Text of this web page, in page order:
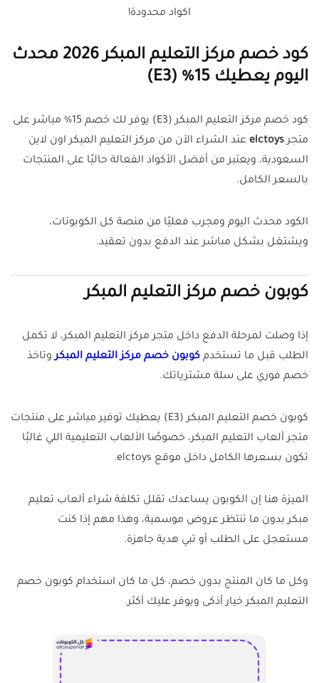
اكواد محدودة!
كود خصم مركز التعليم المبكر 2026 محدث
اليوم يعطيك 15% (E3)
كود خصم مركز التعليم المبكر (E3) يوفر لك خصم 15% مباشر على
متجرelctoys عند الشراء الآن من مركز التعليم المبكر اون لاين
السعودية، ويعتبر من أفضل الأكواد الفعالة حاليًا على المنتجات
بالسعر الكامل.
الكود محدث اليوم ومجرب فعليًا من منصة كل الكوبونات،
ويشتغل بشكل مباشر عند الدفع بدون تعقيد.
كوبون خصم مركز التعليم المبكر
إذا وصلت لمرحلة الدفع داخل متجر مركز التعليم المبكر، لا تكمل
الطلب قبل ما تستخدم كوبون خصم مركز التعليم المبكروتاخذ
خصم فوري على سلة مشترياتك.
كوبون خصم التعليم المبكر (E3) يعطيك توفير مباشر على منتجات
متجر ألعاب التعليم المبكر، خصوصًا الألعاب التعليمية اللي غالبًا
تكون بسعرها الكامل داخل موقع elctoys.
الميزة هنا إن الكوبون يساعدك تقلل تكلفة شراء ألعاب تعليم
مبكر بدون ما تنتظر عروض موسمية، وهذا مهم إذا كنت
مستعجل على الطلب أو تبي هدية جاهزة.
وكل ما كان المنتج بدون خصم، كل ما كان استخدام كوبون خصم
التعليم المبكر خيار أذكى ويوفر عليك أكثر.